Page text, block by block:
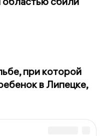
при которой
в Липецке,